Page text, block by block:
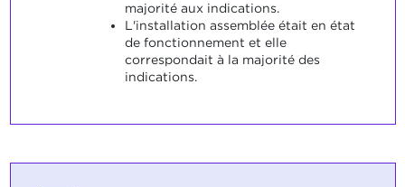
majorité aux indications.
L'installation assemblée était en état
de fonctionnement et elle
correspondait à la majorité des
indications.